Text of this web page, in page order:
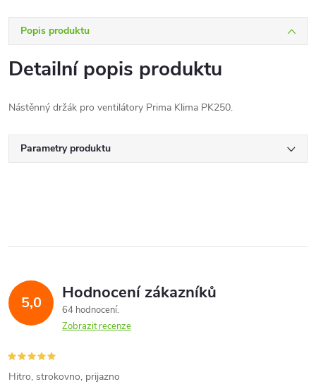
Popis produktu
Detailní popis produktu
Nástěnný držák pro ventilátory Prima Klima PK250.
Parametry produktu
5,0 Hodnocení zákazníků
64 hodnocení
Zobrazit recenze
Hitro, strokovno, prijazno